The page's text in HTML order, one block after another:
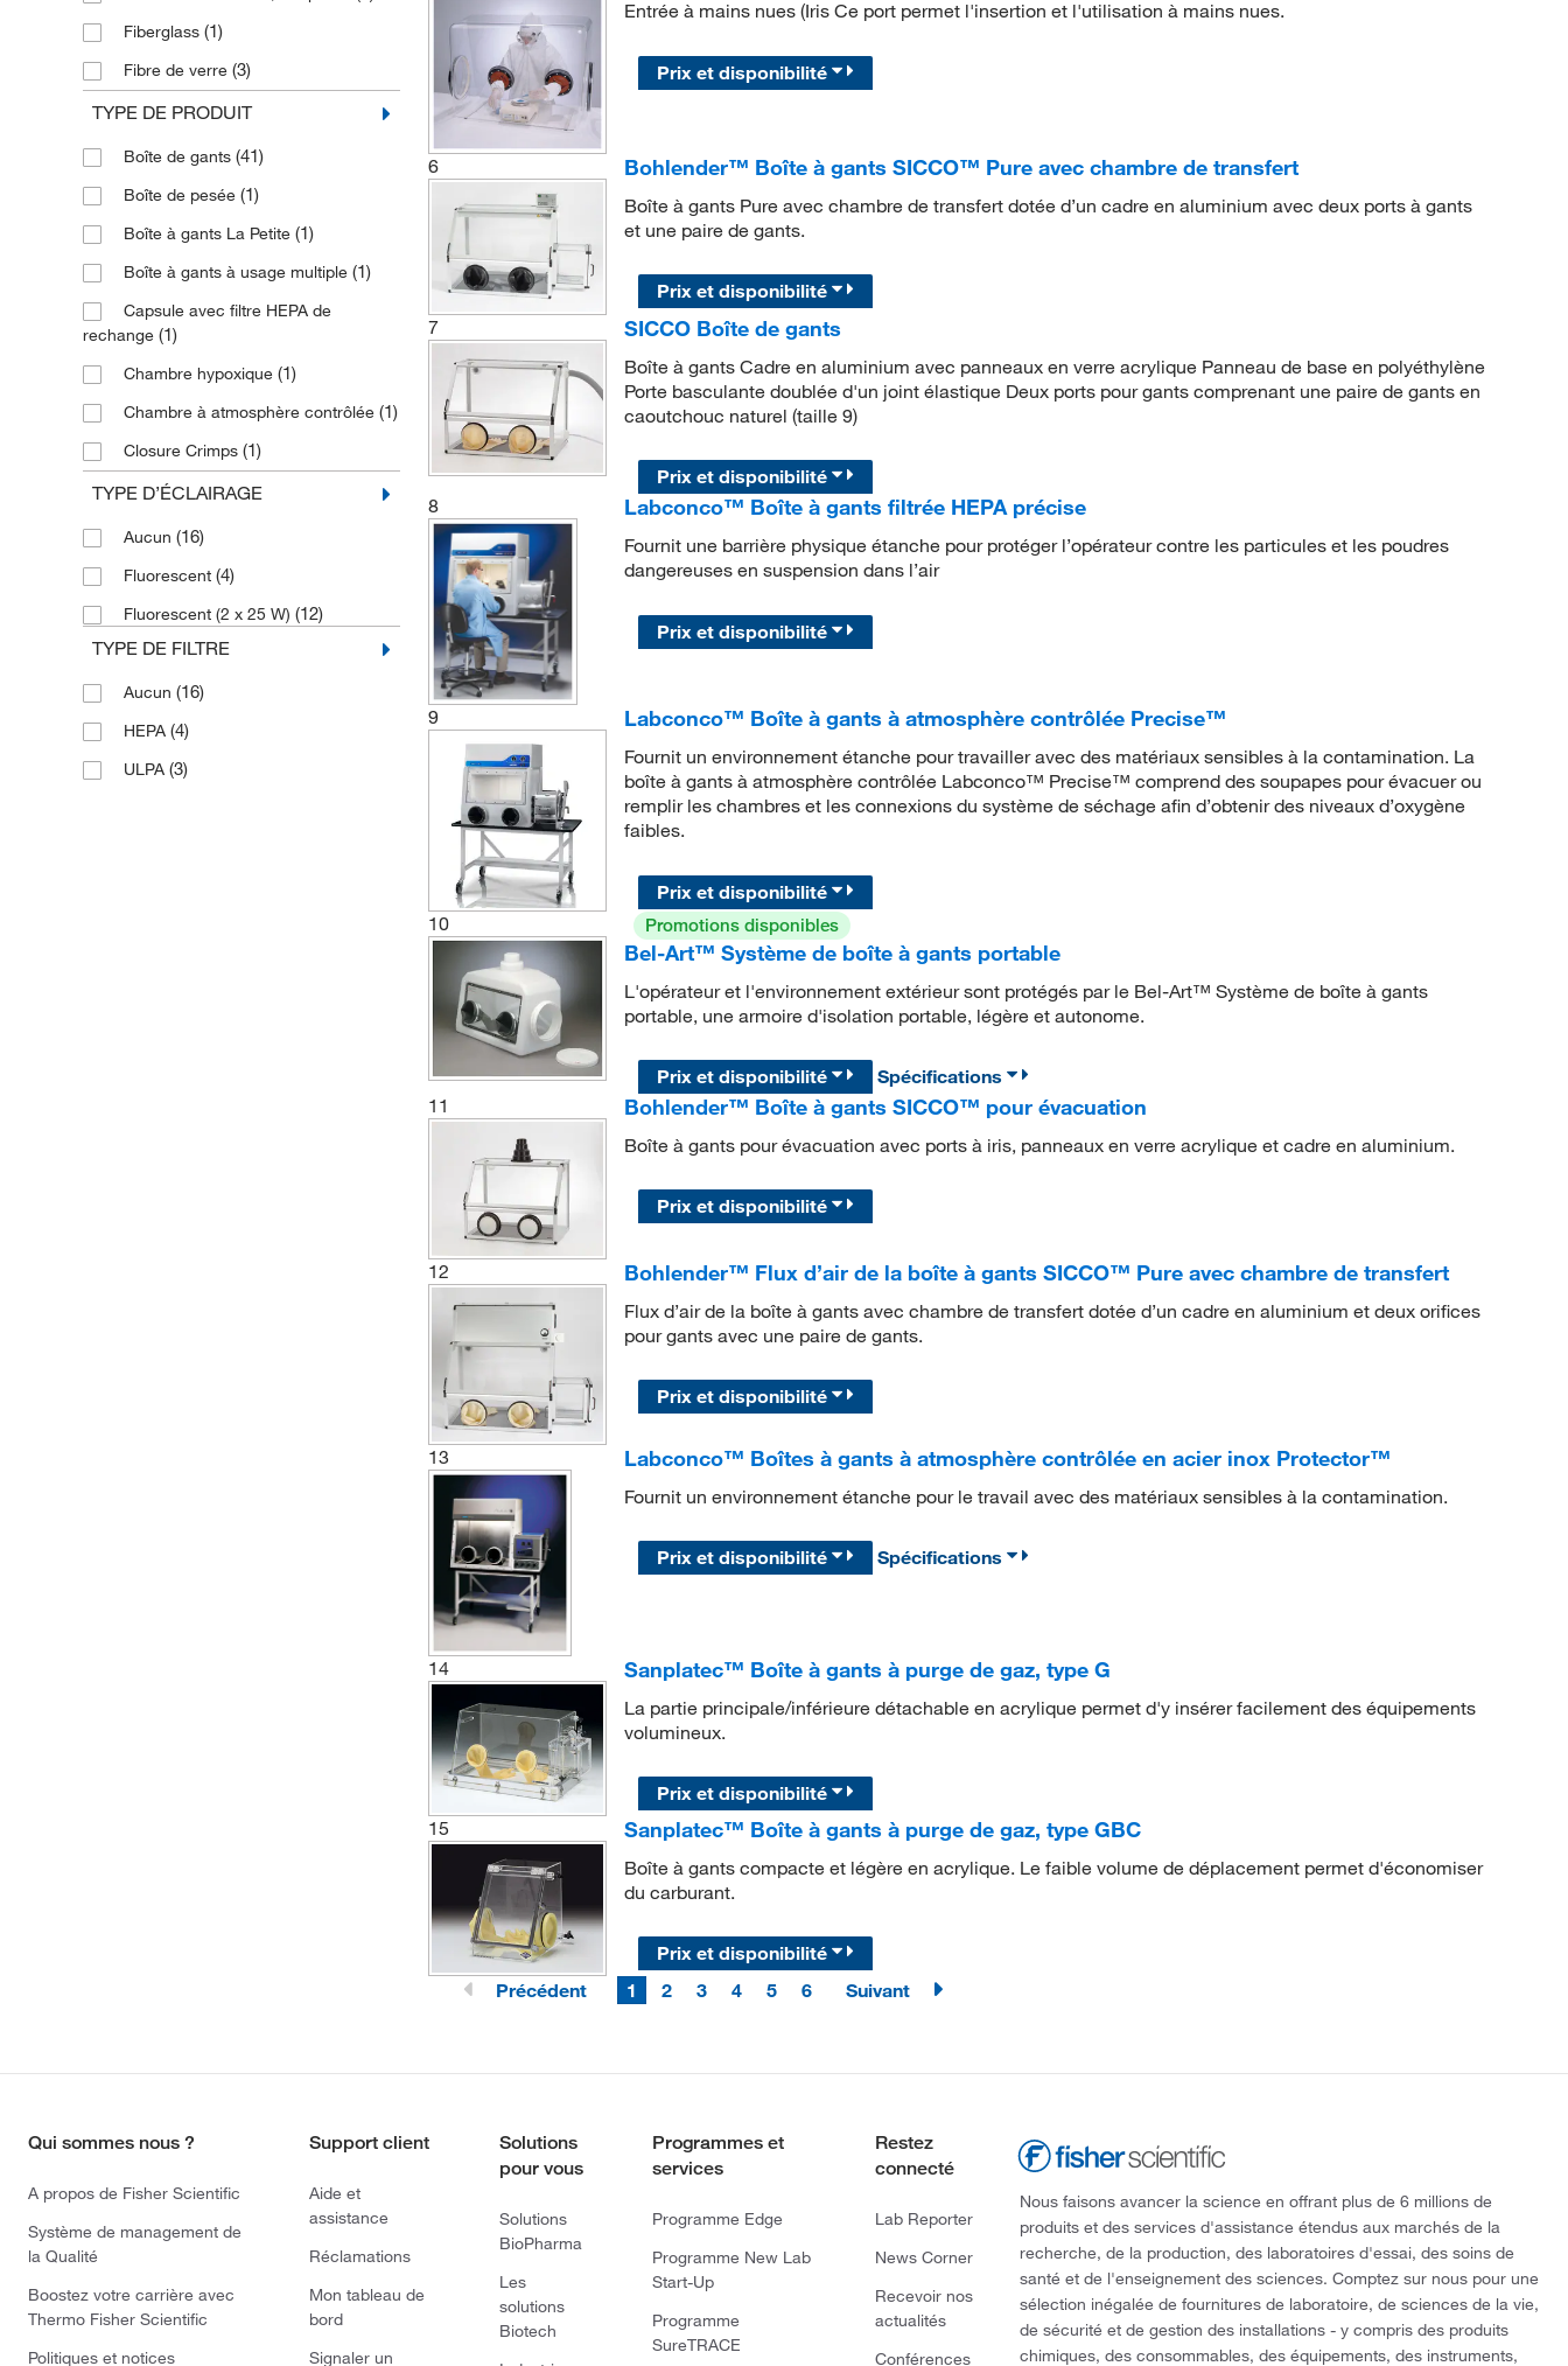
Fiberglass (1)
Fibre de verre (3)
Latex de caoutchouc silicone
PEBD (2)
PEBD avec fenêtre en acrylique
PVC
(1)
Polycarbonate
Polyéthylène
(20)
Stainless Steel
Verre acrylique(4)
Verre acrylique, aluminium(2)
Verre acrylique, aluminium,
polyéthylène (1)
Polypropylène(2)
TYPE DE PRODUIT
Boîte de gants (41)
Boîte de pesée (1)
Boîte à gants La Petite (1)
Boîte à gants à usage multiple (1)
Capsule avec filtre HEPA de
rechange (1)
Chambre hypoxique (1)
Chambre à atmosphère contrôlée (1)
Closure Crimps (1)
Controlled Purge System
Couvercle de port pour boîte à gants
(2)
Gant de rechange
Glove Box(3)
Kit rétrofit avec diaphragme à iris
Module de catalyseur chauffant
Soufflets et gant
TYPE D’ÉCLAIRAGE
Aucun (16)
Fluorescent (4)
Fluorescent (2 x 25 W) (12)
TYPE DE FILTRE
Aucun (16)
HEPA (4)
ULPA (3)
Entrée à mains nues (Iris Ce port permet l'insertion et l'utilisation à mains nues.
Prix et disponibilité
6 Bohlender™ Boîte à gants SICCO™ Pure avec chambre de transfert
Boîte à gants Pure avec chambre de transfert dotée d’un cadre en aluminium avec deux ports à gants
et une paire de gants.
Prix et disponibilité
7
SICCO Boîte de gants
Boîte à gants Cadre en aluminium avec panneaux en verre acrylique Panneau de base en polyéthylène
Porte basculante doublée d'un joint élastique Deux ports pour gants comprenant une paire de gants en
caoutchouc naturel (taille 9)
Prix et disponibilité
8
Labconco™ Boîte à gants filtrée HEPA précise
Fournit une barrière physique étanche pour protéger l’opérateur contre les particules et les poudres
dangereuses en suspension dans l’air
Prix et disponibilité
9 Labconco™ Boîte à gants à atmosphère contrôlée Precise™
Fournit un environnement étanche pour travailler avec des matériaux sensibles à la contamination. La
boîte à gants à atmosphère contrôlée Labconco™ Precise™ comprend des soupapes pour évacuer ou
remplir les chambres et les connexions du système de séchage afin d’obtenir des niveaux d’oxygène
faibles.
Prix et disponibilité
10
Promotions disponibles
Bel-Art™ Système de boîte à gants portable
L'opérateur et l'environnement extérieur sont protégés par le Bel-Art™ Système de boîte à gants
portable, une armoire d'isolation portable, légère et autonome.
Prix et disponibilité
Spécifications
11
Bohlender™ Boîte à gants SICCO™ pour évacuation
Boîte à gants pour évacuation avec ports à iris, panneaux en verre acrylique et cadre en aluminium.
Prix et disponibilité
12 Bohlender™ Flux d’air de la boîte à gants SICCO™ Pure avec chambre de transfert
Flux d’air de la boîte à gants avec chambre de transfert dotée d’un cadre en aluminium et deux orifices
pour gants avec une paire de gants.
Prix et disponibilité
13 Labconco™ Boîtes à gants à atmosphère contrôlée en acier inox Protector™
Fournit un environnement étanche pour le travail avec des matériaux sensibles à la contamination.
Prix et disponibilité Spécifications
14 Sanplatec™ Boîte à gants à purge de gaz, type G
La partie principale/inférieure détachable en acrylique permet d'y insérer facilement des équipements
volumineux.
Prix et disponibilité
15
Sanplatec™ Boîte à gants à purge de gaz, type GBC
Boîte à gants compacte et légère en acrylique. Le faible volume de déplacement permet d'économiser
du carburant.
Prix et disponibilité
Précédent
1 2 3 4 5 6 Suivant
Qui sommes nous ?
A propos de Fisher Scientific
Système de management de
la Qualité
Boostez votre carrière avec
Thermo Fisher Scientific
Politiques et notices
Support client
Aide et
assistance
Réclamations
Mon tableau de
bord
Signaler un
Solutions
pour vous
Solutions
BioPharma
Les
solutions
Biotech
Programmes et
services
Programme Edge
Programme New Lab
Start-Up
Programme
SureTRACE
Restez
connecté
Lab Reporter
News Corner
Recevoir nos
actualités
Conférences
Nous faisons avancer la science en offrant plus de 6 millions de
produits et des services d'assistance étendus aux marchés de la
recherche, de la production, des laboratoires d'essai, des soins de
santé et de l'enseignement des sciences. Comptez sur nous pour une
sélection inégalée de fournitures de laboratoire, de sciences de la vie,
de sécurité et de gestion des installations - y compris des produits
chimiques, des consommables, des équipements, des instruments,